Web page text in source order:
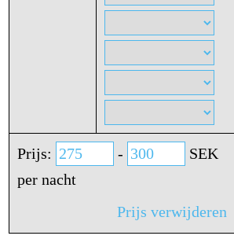
Prijs: -
SEK
per nacht
Prijs verwijderen